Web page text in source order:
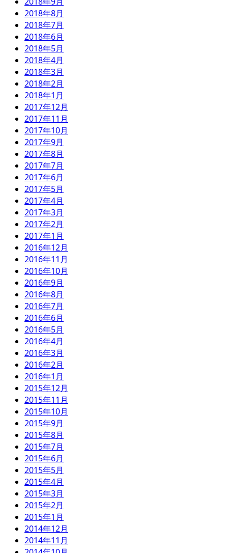
2018年8月
2018年7月
2018年6月
2018年5月
2018年4月
2018年3月
2018年2月
2018年1月
2017年12月
2017年11月
2017年10月
2017年9月
2017年8月
2017年7月
2017年6月
2017年5月
2017年4月
2017年3月
2017年2月
2017年1月
2016年12月
2016年11月
2016年10月
2016年9月
2016年8月
2016年7月
2016年6月
2016年5月
2016年4月
2016年3月
2016年2月
2016年1月
2015年12月
2015年11月
2015年10月
2015年9月
2015年8月
2015年7月
2015年6月
2015年5月
2015年4月
2015年3月
2015年2月
2015年1月
2014年12月
2014年11月